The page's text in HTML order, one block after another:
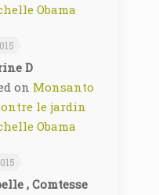
Obama
D
on Monsanto
le jardin
Obama
, Comtesse